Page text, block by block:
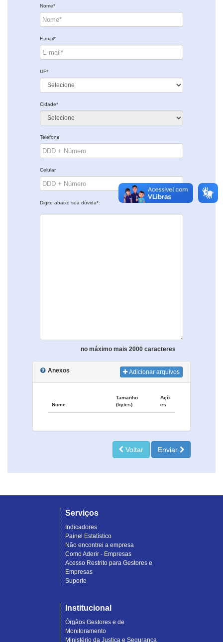
Nome*
E-mail*
UF*
Cidade*
Telefone
Celular
Digite abaixo sua dúvida*:
no máximo mais 2000 caracteres
Anexos Adicionar arquivos
Nome
Tamanho
(bytes)
Açõ
es
Voltar Enviar
Serviços
Indicadores
Painel Estatístico
Não encontrei a empresa
Como Aderir - Empresas
Acesso Restrito para Gestores e
Empresas
Suporte
Institucional
Órgãos Gestores e de
Monitoramento
Ministério da Justiça e Segurança